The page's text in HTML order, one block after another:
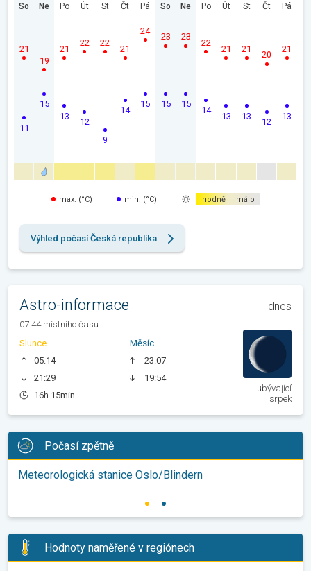
So
11
21
Ne
15
19
Po
13
21
Út
12
22
St
9
22
Čt
14
21
Pá
15
24
So
15
23
Ne
15
23
Po
14
22
Út
13
21
St
13
21
Čt
12
20
Pá
13
21
max. (°C) min. (°C) hodně málo
Výhled počasí Česká republika
Astro-informace dnes
07:44 místního času
Slunce
05:14
21:29
16h 15min.
Měsíc
23:07
19:54
ubývající
srpek
Počasí zpětně
Meteorologická stanice Oslo/Blindern
Hodnoty naměřené v regiónech